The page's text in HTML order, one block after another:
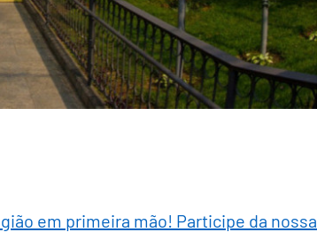
em primeira mão! Participe da nossa